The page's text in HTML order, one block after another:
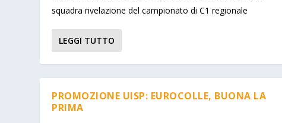
squadra rivelazione del campionato di C1 regionale
LEGGI TUTTO
PROMOZIONE UISP: EUROCOLLE, BUONA LA
PRIMA